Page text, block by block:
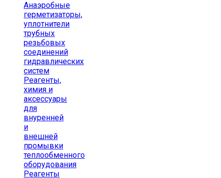
Анаэробные
герметизаторы,
уплотнители
трубных
резьбовых
соединений
гидравлических
систем
Реагенты,
химия и
аксессуары
для
внуренней
и
внешней
промывки
теплообменного
оборудования
Реагенты